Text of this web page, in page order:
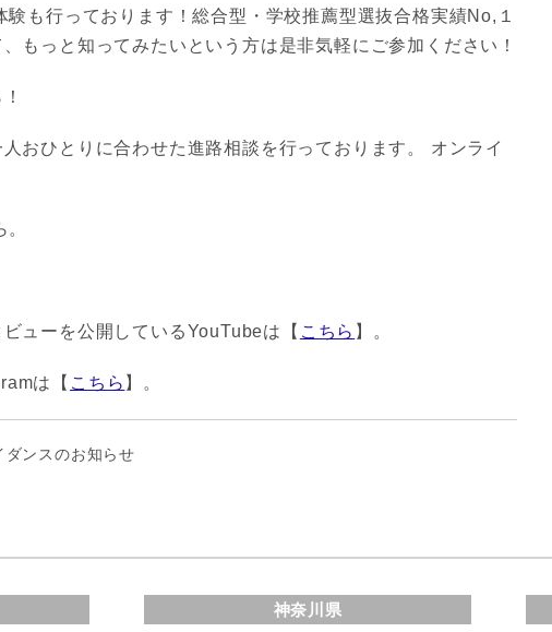
も行っております！総合型・学校推薦型選抜合格実績No,１
もっと知ってみたいという方は是非気軽にご参加ください！
おひとりに合わせた進路相談を行っております。 オンライ
。
ューを公開しているYouTubeは【 こちら 】。
は【 こちら 】。
ダンスのお知らせ
神奈川県